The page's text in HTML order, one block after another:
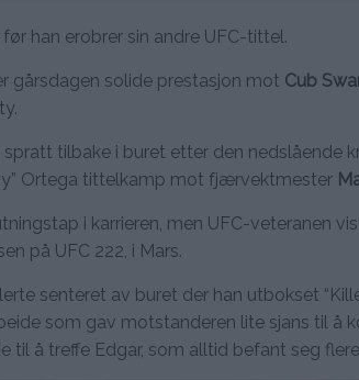
han erobrer sin andre UFC-tittel.
gårsdagen solide prestasjon mot Cub
spratt tilbake i buret etter den nedslående
Ortega tittelkamp mot fjærvektmester
i karrieren, men UFC-veteranen
på UFC 222, i Mars.
senteret av buret der han utbokset
som gav motstanderen lite sjans til å
til å treffe Edgar, som alltid befant seg